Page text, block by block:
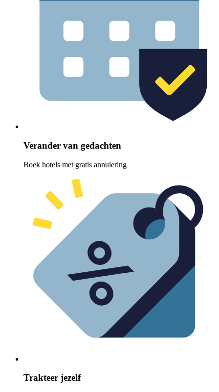
Verander van gedachten
Boek hotels met gratis annulering
Trakteer jezelf